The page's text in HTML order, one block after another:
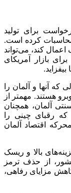
برای تولید
کرده است.
اعمال کند، می‌تواند
بازار آمریکای
آنها و آلمان را
هستند. مهمتر از
آلمان، همچنان
رقبای چینی را
اقتصاد آلمان
بالا و ریسک
از حذف ترمز
مزایای رفاهی،